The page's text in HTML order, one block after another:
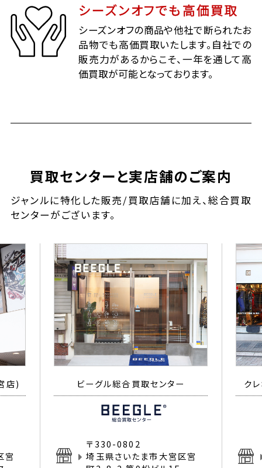
シーズンオフでも高価買取
シーズンオフの商品や他社で断られたお
品物でも高価買取いたします。自社での
販売力があるからこそ、一年を通して高
価買取が可能となっております。
買取センターと実店舗のご案内
ジャンルに特化した販売/買取店舗に加え、総合買取
センターがございます。
店)
宮
ビーグル総合買取センター
〒330-0802
埼玉県さいたま市大宮区宮
ク